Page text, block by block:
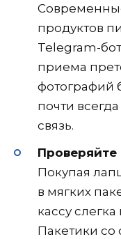
продуктов
Telegram-
приема
фотографий
почти
связь.
Проверяйте
Покупая
в мягких
кассу
Пакетики